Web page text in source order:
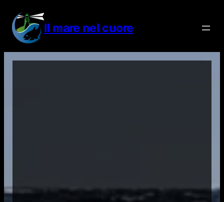
contenuto
Il mare nel cuore